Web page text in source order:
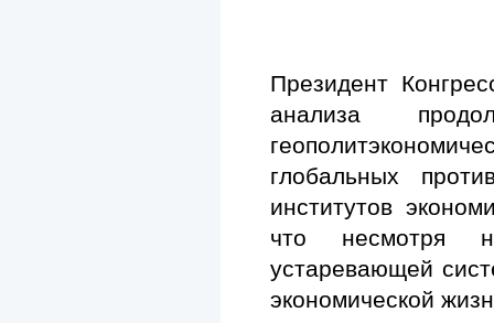
Президент
анализа
глобальных
институтов
что несмотря
устаревающей
экономической